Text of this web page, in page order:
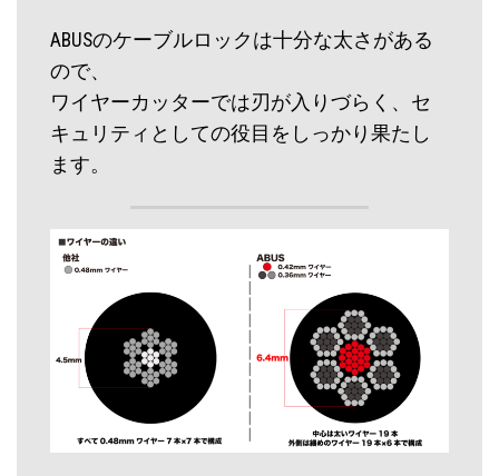
ABUSのケーブルロックは十分な太さがある
ので、
ワイヤーカッターでは刃が入りづらく、セ
キュリティとしての役目をしっかり果たし
ます。